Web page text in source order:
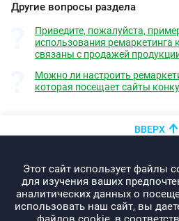
Другие вопросы раздела
Приведите, пожалуйста,
использования
связаны с продажей
Можно ли настроить
которая посещает сайты
Этот сайт использует файлы
для изучения ваших
аналитических данных о
использовать наш сайт, вы
ВВЕРХ
info@promo-